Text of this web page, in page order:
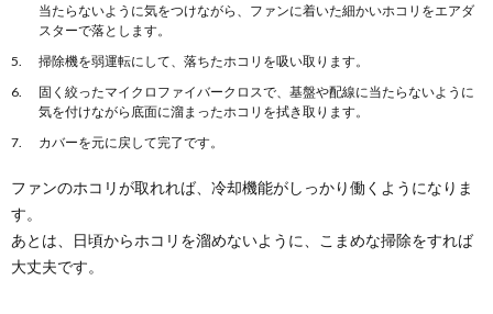
当たらないように気をつけながら、ファンに着いた細かいホコリをエアダ
スターで落とします。
掃除機を弱運転にして、落ちたホコリを吸い取ります。
固く絞ったマイクロファイバークロスで、基盤や配線に当たらないように
気を付けながら底面に溜まったホコリを拭き取ります。
カバーを元に戻して完了です。
ファンのホコリが取れれば、冷却機能がしっかり働くようになりま
す。
あとは、日頃からホコリを溜めないように、こまめな掃除をすれば
大丈夫です。